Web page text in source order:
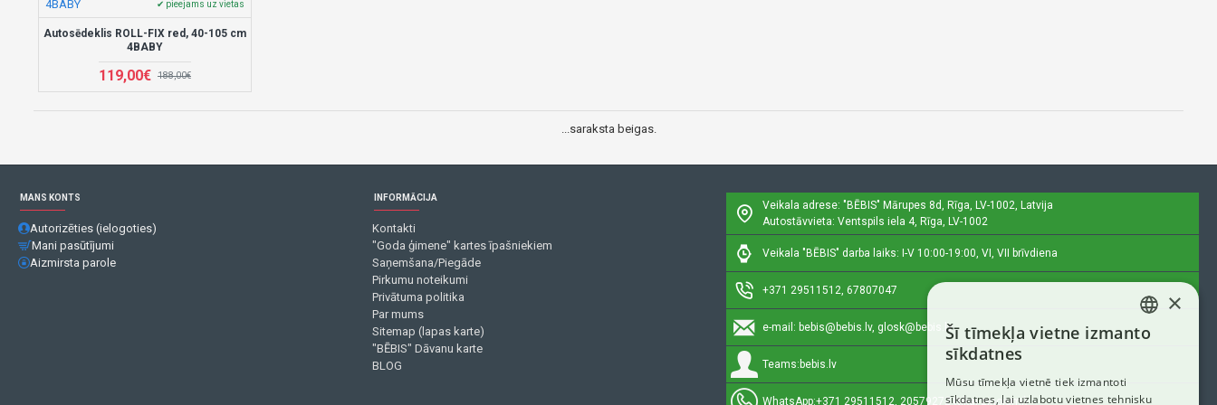
4BABY ✔ pieejams uz vietas
Autosēdeklis ROLL-FIX red, 40-105 cm
4BABY
119,00€ 188,00€
...saraksta beigas.
MANS KONTS
Autorizēties (ielogoties)
Mani pasūtījumi
Aizmirsta parole
INFORMĀCIJA
Kontakti
"Goda ģimene" kartes īpašniekiem
Saņemšana/Piegāde
Pirkumu noteikumi
Privātuma politika
Par mums
Sitemap (lapas karte)
"BĒBIS" Dāvanu karte
BLOG
Veikala adrese: "BĒBIS" Mārupes 8d, Rīga, LV-1002, Latvija
Autostāvvieta: Ventspils iela 4, Rīga, LV-1002
Veikala "BĒBIS" darba laiks: I-V 10:00-19:00, VI, VII brīvdiena
+371 29511512, 67807047
e-mail: bebis@bebis.lv, glosk@bebis.lv
Teams: bebis.lv
WhatsApp:+371 29511512, 20579272 (tikai ziņojumi)
LATVIAN
ENGLISH
×
Šī tīmekļa vietne izmanto
sīkdatnes
Mūsu tīmekļa vietnē tiek izmantoti
sīkdatnes, lai uzlabotu vietnes tehnisku